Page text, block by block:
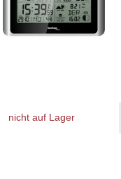
nicht auf Lager